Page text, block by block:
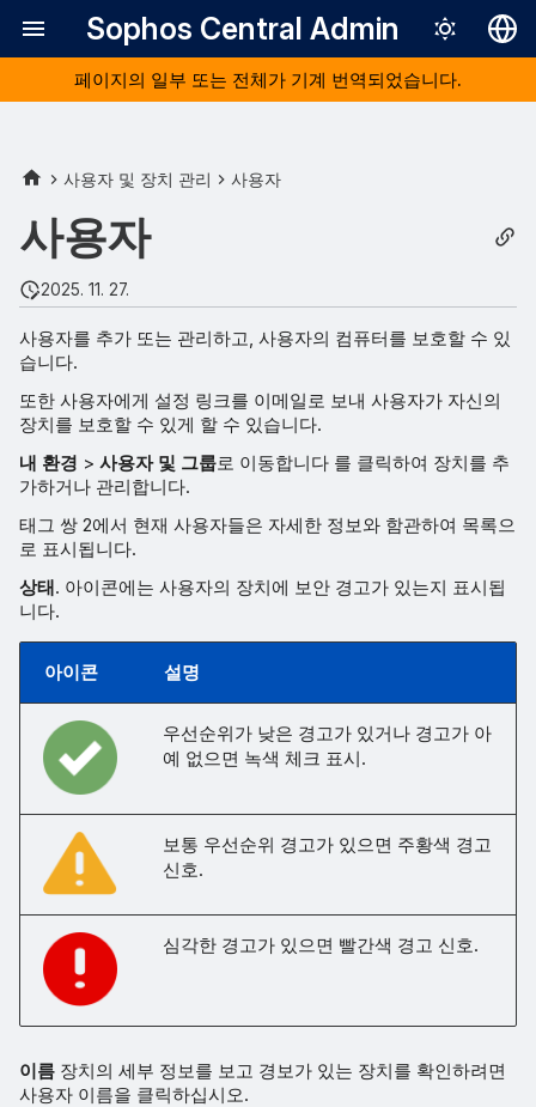
Sophos Central Admin
Deutsch
日本語
한국어
Português
페이지의 일부 또는 전체가 기계 번역되었습니다.
사용자 및 장치 관리 사용자
사용자
2025. 11. 27.
사용자를 추가 또는 관리하고, 사용자의 컴퓨터를 보호할 수 있
습니다.
또한 사용자에게 설정 링크를 이메일로 보내 사용자가 자신의
장치를 보호할 수 있게 할 수 있습니다.
내 환경 > 사용자 및 그룹로 이동합니다 를 클릭하여 장치를 추
가하거나 관리합니다.
태그 쌍 2에서 현재 사용자들은 자세한 정보와 함관하여 목록으
로 표시됩니다.
상태. 아이콘에는 사용자의 장치에 보안 경고가 있는지 표시됩
니다.
아이콘 설명
우선순위가 낮은 경고가 있거나 경고가 아
예 없으면 녹색 체크 표시.
보통 우선순위 경고가 있으면 주황색 경고
신호.
심각한 경고가 있으면 빨간색 경고 신호.
이름 장치의 세부 정보를 보고 경보가 있는 장치를 확인하려면
사용자 이름을 클릭하십시오.